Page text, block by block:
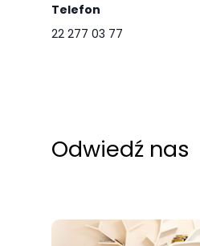
Telefon
22 277 03 77
Odwiedź nas